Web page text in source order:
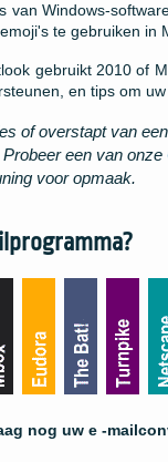
Windows-
te gebruiken in
gebruikt 2010 of
en tips om
of overstapt van
een van onze
voor opmaak.
nog uw e -